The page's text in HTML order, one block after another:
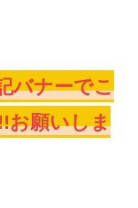
バナーでこ
お願いしま